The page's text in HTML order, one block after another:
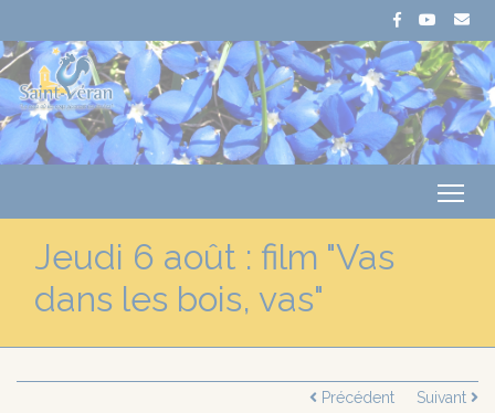
Jeudi 6 août : film "Vas
dans les bois, vas"
Précédent Suivant